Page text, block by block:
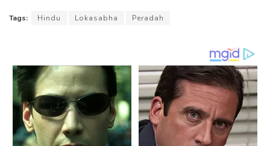
Tags: Hindu Lokasabha Peradah